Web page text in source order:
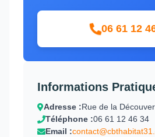
06 61 12
Informations
Adresse :Rue de la
Téléphone :06 61 12 46 34
Email :